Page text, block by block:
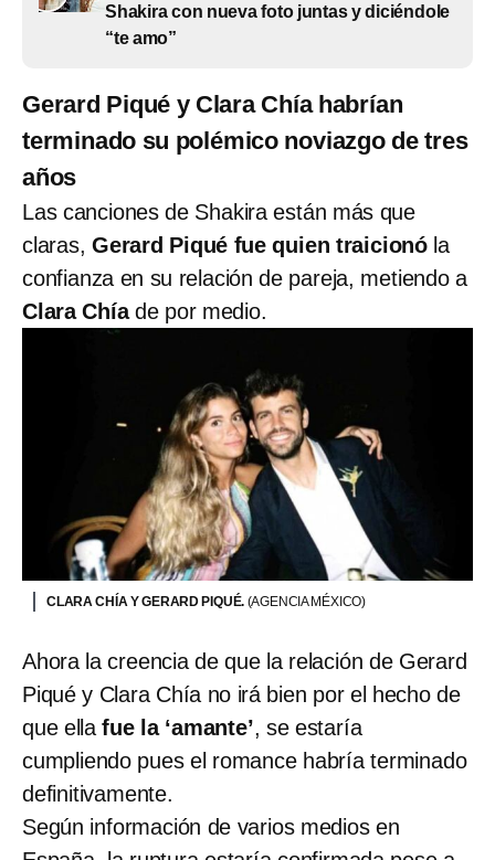
Shakira con nueva foto juntas y diciéndole
“te amo”
Gerard Piqué y Clara Chía habrían
terminado su polémico noviazgo de tres
años
Las canciones de Shakira están más que
claras, Gerard Piqué fue quien traicionó la
confianza en su relación de pareja, metiendo a
Clara Chíade por medio.
CLARA CHÍA Y GERARD PIQUÉ. (AGENCIA MÉXICO)
Ahora la creencia de que la relación de Gerard
Piqué y Clara Chía no irá bien por el hecho de
que ellafue la ‘amante’, se estaría
cumpliendo pues el romance habría terminado
definitivamente.
Según información de varios medios en